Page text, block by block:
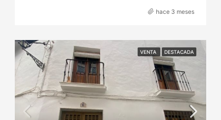
hace 3 meses
VENTA DESTACADA